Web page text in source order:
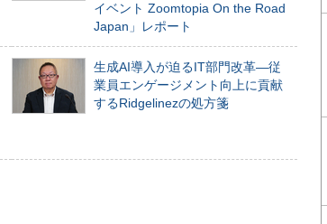
イベント Zoomtopia On the Road
Japan」レポート
生成AI導入が迫るIT部門改革―従
業員エンゲージメント向上に貢献
するRidgelinezの処方箋